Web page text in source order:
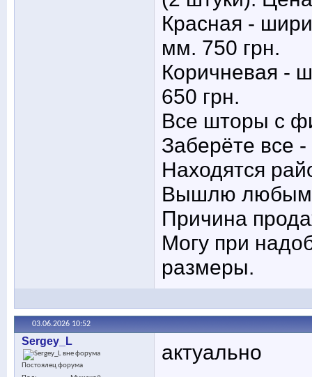
Красная -
мм. 750 грн.
Коричневая -
650 грн.
Все шторы с
Заберёте все -
Находятся
Вышлю любым
Причина
Могу при
размеры.
03.06.2026 10:52
Sergey_L
Постоялец форума
актуально